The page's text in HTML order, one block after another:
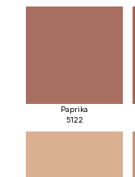
Paprika
5122